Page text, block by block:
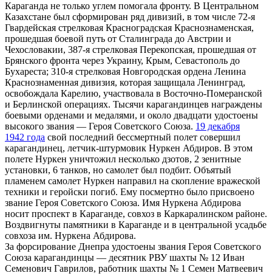
Караганда не только углем помогала фронту. В Центральном
Казахстане был сформирован ряд дивизий, в том числе 72-я
Гвардейская стрелковая Красноградская Краснознаменская,
прошедшая боевой путь от Сталинграда до Австрии и
Чехословакии, 387-я стрелковая Перекопская, прошедшая от
Брянского фронта через Украину, Крым, Севастополь до
Бухареста; 310-я стрелковая Новгородская ордена Ленина
Краснознаменная дивизия, которая защищала Ленинград,
освобождала Карелию, участвовала в Восточно-Померанской
и Берлинской операциях. Тысячи карагандинцев награждены
боевыми орденами и медалями, и около двадцати удостоены
высокого звания — Героя Советского Союза. 19 декабря
1942 года свой последний бессмертный полет совершил
карагандинец, летчик-штурмовик Нуркен Абдиров. В этом
полете Нуркен уничтожил несколько дзотов, 2 зенитные
установки, 6 танков, но самолет был подбит. Объятый
пламенем самолет Нуркен направил на скопление вражеской
техники и геройски погиб. Ему посмертно было присвоено
звание Героя Советского Союза. Имя Нуркена Абдирова
носит проспект в Караганде, совхоз в Каркаралинском районе.
Воздвигнуты памятники в Караганде и в центральной усадьбе
совхоза им. Нуркена Абдирова.
За форсирование Днепра удостоены звания Героя Советского
Союза карагандинцы — десятник РВУ шахты № 12 Иван
Семенович Гаврилов, работник шахты № 1 Семен Матвеевич